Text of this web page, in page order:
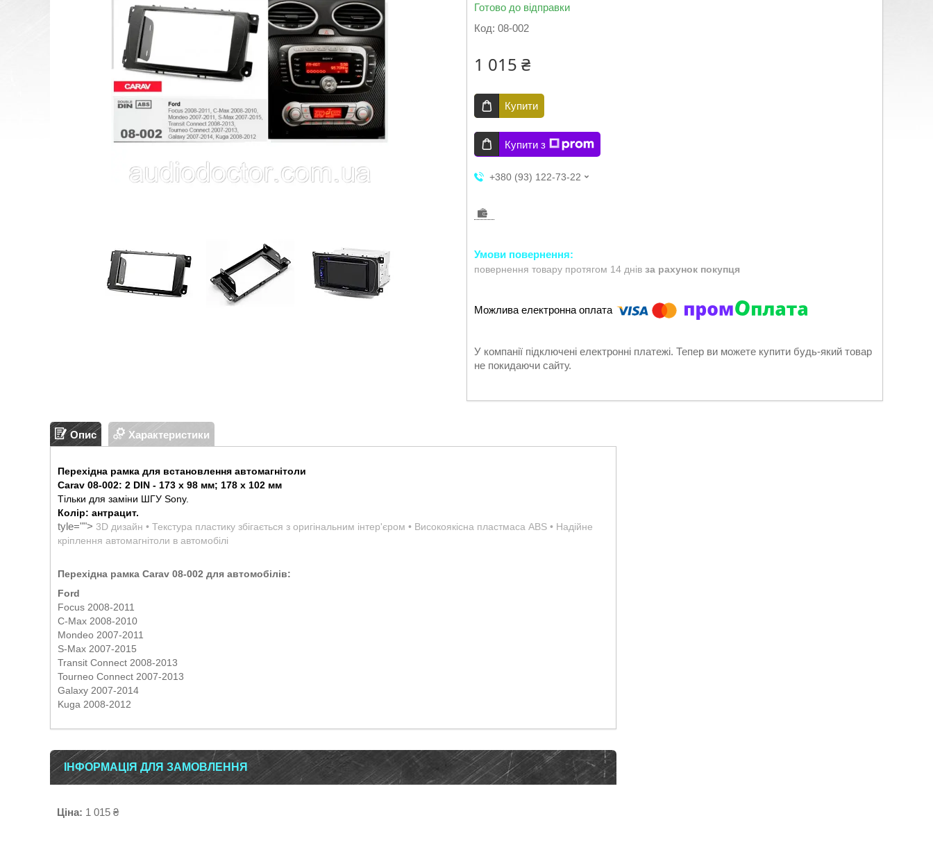
Готово до відправки
Код: 08-002
1 015 ₴
Купити
Купити з
+380 (93) 122-73-22
повернення товару протягом 14 днів за рахунок покупця
У компанії підключені електронні платежі. Тепер ви можете купити будь-який товар
не покидаючи сайту.
Опис Характеристики
Перехідна рамка для встановлення автомагнітоли
Carav 08-002: 2 DIN - 173 x 98 мм; 178 x 102 мм
Тільки для заміни ШГУ Sony.
Колір: антрацит.
tyle=""> 3D дизайн • Текстура пластику збігається з оригінальним інтер'єром • Високоякісна пластмаса ABS • Надійне
кріплення автомагнітоли в автомобілі
Перехідна рамка Carav 08-002 для автомобілів:
Ford
Focus 2008-2011
C-Max 2008-2010
Mondeo 2007-2011
S-Max 2007-2015
Transit Connect 2008-2013
Tourneo Connect 2007-2013
Galaxy 2007-2014
Kuga 2008-2012
ІНФОРМАЦІЯ ДЛЯ ЗАМОВЛЕННЯ
Ціна: 1 015 ₴